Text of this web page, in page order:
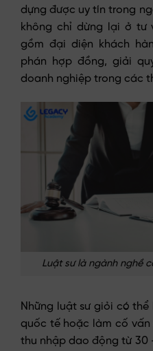
dựng được uy tín trong
không chỉ dừng lại ở tư
gồm đại diện khách
phán hợp đồng, giải
doanh nghiệp trong các
Luật sư là ngành nghề
Những luật sư giỏi có
quốc tế hoặc làm cố
thu nhập dao động từ